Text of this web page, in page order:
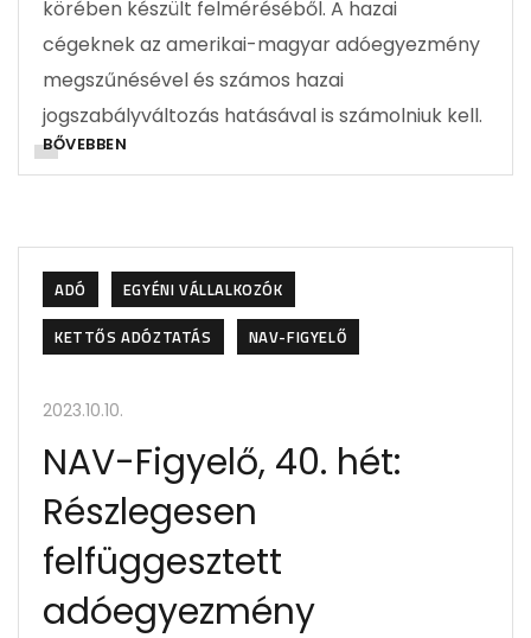
körében készült felméréséből. A hazai
cégeknek az amerikai-magyar adóegyezmény
megszűnésével és számos hazai
jogszabályváltozás hatásával is számolniuk kell.
BŐVEBBEN
ADÓ
EGYÉNI VÁLLALKOZÓK
KETTŐS ADÓZTATÁS
NAV-FIGYELŐ
2023.10.10.
NAV-Figyelő, 40. hét:
Részlegesen
felfüggesztett
adóegyezmény